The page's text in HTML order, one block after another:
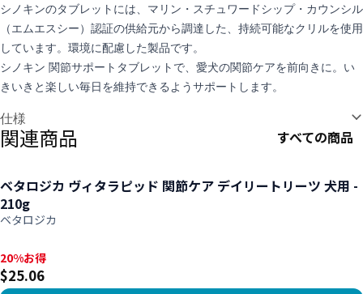
シノキンのタブレットには、マリン・スチュワードシップ・カウンシル
（エムエスシー）認証の供給元から調達した、持続可能なクリルを使用
しています。環境に配慮した製品です。
シノキン 関節サポートタブレットで、愛犬の関節ケアを前向きに。い
きいきと楽しい毎日を維持できるようサポートします。
仕様
関連商品 すべての商品
ベタロジカ ヴィタラピッド 関節ケア デイリートリーツ 犬用 -
210g
ベタロジカ
20%お得, $25.06
20%お得
$25.06